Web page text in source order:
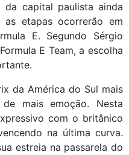
capital paulista ainda
etapas ocorrerão em
E. Segundo Sérgio
E Team, a escolha
da América do Sul mais
mais emoção. Nesta
com o britânico
na última curva.
estreia na passarela do